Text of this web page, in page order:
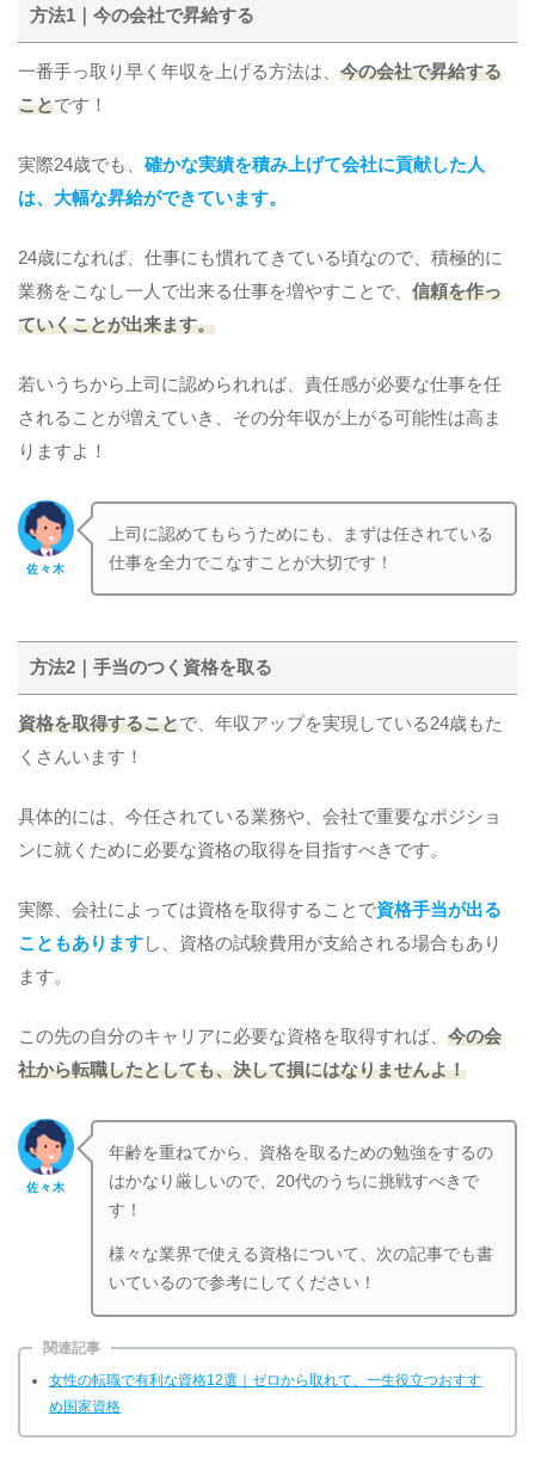
方法1｜今の会社で昇給する
一番手っ取り早く年収を上げる方法は、 今の会社で昇給する
ことです！
実際24歳でも、 確かな実績を積み上げて会社に貢献した人
は、大幅な昇給ができています。
24歳になれば、仕事にも慣れてきている頃なので、積極的に
業務をこなし一人で出来る仕事を増やすことで、 信頼を作っ
ていくことが出来ます。
若いうちから上司に認められれば、責任感が必要な仕事を任
されることが増えていき、その分年収が上がる可能性は高ま
りますよ！
佐々木
上司に認めてもらうためにも、まずは任されている
仕事を全力でこなすことが大切です！
方法2｜手当のつく資格を取る
資格を取得することで、年収アップを実現している24歳もた
くさんいます！
具体的には、今任されている業務や、会社で重要なポジショ
ンに就くために必要な資格の取得を目指すべきです。
実際、会社によっては資格を取得することで資格手当が出る
こともありますし、資格の試験費用が支給される場合もあり
ます。
この先の自分のキャリアに必要な資格を取得すれば、 今の会
社から転職したとしても、決して損にはなりませんよ！
佐々木
年齢を重ねてから、資格を取るための勉強をするの
はかなり厳しいので、20代のうちに挑戦すべきで
す！
様々な業界で使える資格について、次の記事でも書
いているので参考にしてください！
関連記事
女性の転職で有利な資格12選｜ゼロから取れて、一生役立つおすす
め国家資格